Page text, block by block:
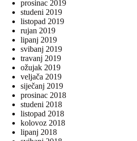
prosinac 2019
studeni 2019
listopad 2019
rujan 2019
lipanj 2019
svibanj 2019
travanj 2019
ožujak 2019
veljača 2019
siječanj 2019
prosinac 2018
studeni 2018
listopad 2018
kolovoz 2018
lipanj 2018